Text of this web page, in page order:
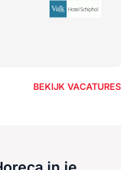
BEKIJK VACATURES